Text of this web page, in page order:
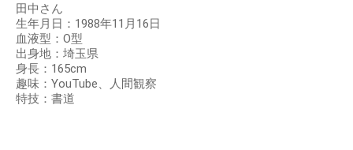
田中さん
生年月日：1988年11月16日
血液型：O型
出身地：埼玉県
身長：165cm
趣味：YouTube、人間観察
特技：書道